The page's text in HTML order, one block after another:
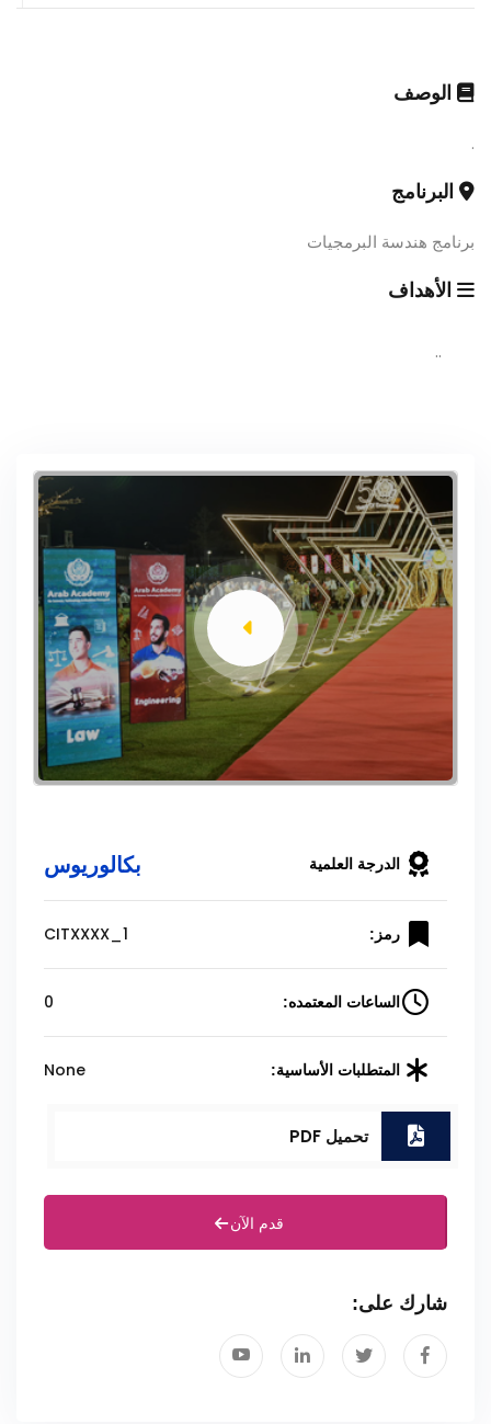
الوصف
.
البرنامج
برنامج هندسة البرمجيات
الأهداف
..
الدرجة العلمية بكالوريوس
رمز: CITXXXX_1
الساعات المعتمده: 0
المتطلبات الأساسية: None
تحميل PDF
قدم الآن
شارك على: